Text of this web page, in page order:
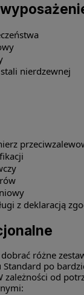
nierdzewnej
z deklaracją
różne
po
zależności od